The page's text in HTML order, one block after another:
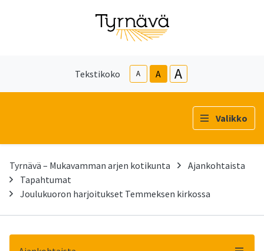
Tekstikoko A A A
Valikko
Tyrnävä – Mukavamman arjen kotikunta
Ajankohtaista
Tapahtumat
Joulukuoron harjoitukset Temmeksen kirkossa